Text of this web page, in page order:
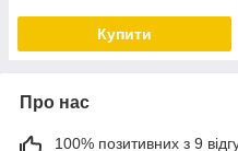
Купити
Про нас
100% позитивних з 9